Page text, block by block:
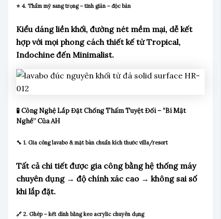
⭐ 4. Thẩm mỹ sang trọng – tinh giản – độc bản
Kiểu dáng liền khối, đường nét mềm mại, dễ kết
hợp với mọi phong cách thiết kế từ Tropical,
Indochine đến Minimalist.
🧪 Công Nghệ Lắp Đặt Chống Thấm Tuyệt Đối – “Bí Mật
Nghề” Của AH
🔧 1. Gia công lavabo & mặt bàn chuẩn kích thước villa/resort
Tất cả chi tiết được gia công bằng hệ thống máy
chuyên dụng → độ chính xác cao → không sai số
khi lắp đặt.
🔗 2. Ghép – kết dính bằng keo acrylic chuyên dụng